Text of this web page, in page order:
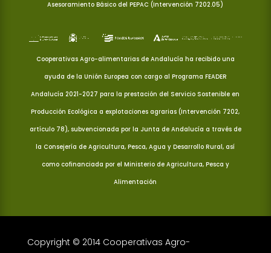
Asesoramiento Básico del PEPAC (Intervención 7202.05)
Cooperativas Agro-alimentarias de Andalucía ha recibido una
ayuda de la Unión Europea con cargo al Programa FEADER
Andalucía 2021-2027 para la prestación del Servicio Sostenible en
Producción Ecológica a explotaciones agrarias (Intervención 7202,
artículo 78), subvencionada por la Junta de Andalucía a través de
la Consejería de Agricultura, Pesca, Agua y Desarrollo Rural, así
como cofinanciada por el Ministerio de Agricultura, Pesca y
Alimentación
Copyright © 2014 Cooperativas Agro-